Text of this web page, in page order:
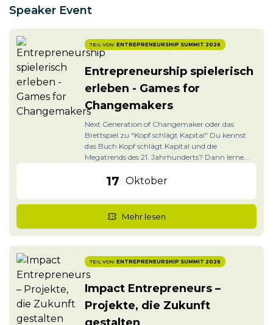
Speaker Event
TEIL VON: ENTREPRENEURSHIP SUMMIT 2026
Entrepreneurship spielerisch
erleben - Games for
Changemakers
Next Generation of Changemaker oder das
Brettspiel zu "Kopf schlägt Kapital" Du kennst
das Buch Kopf schlägt Kapital und die
Megatrends des 21. Jahrhunderts? Dann lerne...
17 Oktober
Mehr lesen
TEIL VON: ENTREPRENEURSHIP SUMMIT 2026
Impact Entrepreneurs –
Projekte, die Zukunft